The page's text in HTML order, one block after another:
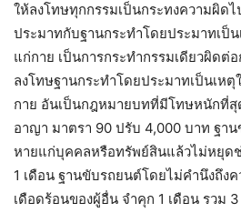
ให้ลงโทษทุกกรรมเป็นกระทงความผิด
ประมาทกับฐานกระทำโดยประมาทเป็
แก่กาย เป็นการกระทำกรรมเดียวผิดต่
ลงโทษฐานกระทำโดยประมาทเป็นเห
กาย อันเป็นกฎหมายบทที่มีโทษหนักที่
อาญา มาตรา 90 ปรับ 4,000 บาท ฐาน
หายแก่บุคคลหรือทรัพย์สินแล้วไม่หยุด
1 เดือน ฐานขับรถยนต์โดยไม่คำนึงถึง
เดือดร้อนของผู้อื่น จำคุก 1 เดือน รวม